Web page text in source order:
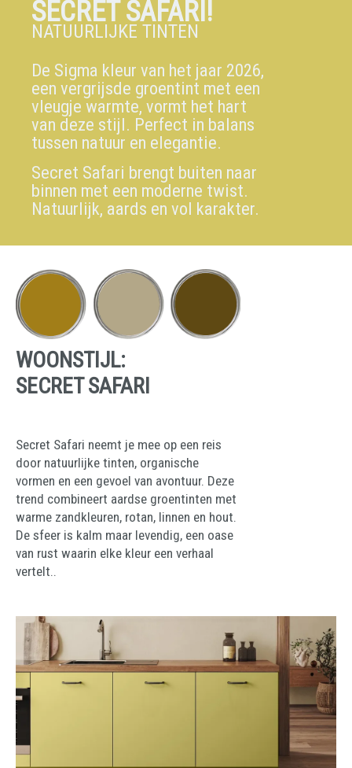
SECRET SAFARI!
NATUURLIJKE TINTEN
De Sigma kleur van het jaar 2026,
een vergrijsde groentint met een
vleugje warmte, vormt het hart
van deze stijl. Perfect in balans
tussen natuur en elegantie.
Secret Safari brengt buiten naar
binnen met een moderne twist.
Natuurlijk, aards en vol karakter.
WOONSTIJL:
SECRET SAFARI
Secret Safari neemt je mee op een reis
door natuurlijke tinten, organische
vormen en een gevoel van avontuur. Deze
trend combineert aardse groentinten met
warme zandkleuren, rotan, linnen en hout.
De sfeer is kalm maar levendig, een oase
van rust waarin elke kleur een verhaal
vertelt..